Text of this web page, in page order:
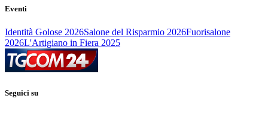
Eventi
Identità Golose 2026Salone del Risparmio 2026Fuorisalone
2026L'Artigiano in Fiera 2025
Seguici su